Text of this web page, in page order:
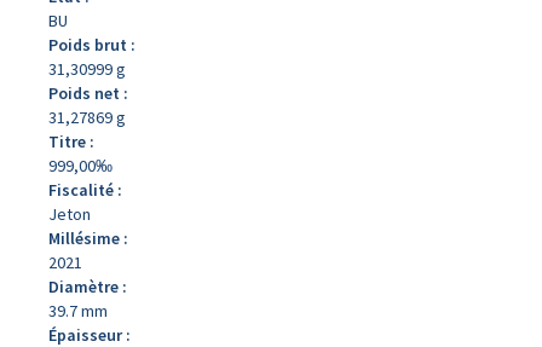
BU
Poids brut :
31,30999 g
Poids net :
31,27869 g
Titre :
999,00‰
Fiscalité :
Jeton
Millésime :
2021
Diamètre :
39.7 mm
Épaisseur :